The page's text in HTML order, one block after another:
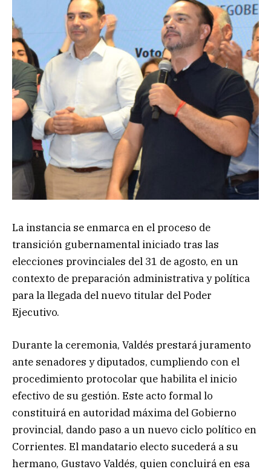
La instancia se enmarca en el proceso de
transición gubernamental iniciado tras las
elecciones provinciales del 31 de agosto, en un
contexto de preparación administrativa y política
para la llegada del nuevo titular del Poder
Ejecutivo.
Durante la ceremonia, Valdés prestará juramento
ante senadores y diputados, cumpliendo con el
procedimiento protocolar que habilita el inicio
efectivo de su gestión. Este acto formal lo
constituirá en autoridad máxima del Gobierno
provincial, dando paso a un nuevo ciclo político en
Corrientes. El mandatario electo sucederá a su
hermano, Gustavo Valdés, quien concluirá en esa